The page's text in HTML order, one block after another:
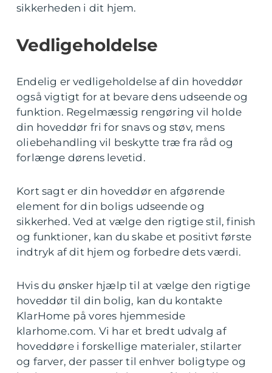
sikkerheden i dit hjem.
Vedligeholdelse
Endelig er vedligeholdelse af din hoveddør
også vigtigt for at bevare dens udseende og
funktion. Regelmæssig rengøring vil holde
din hoveddør fri for snavs og støv, mens
oliebehandling vil beskytte træ fra råd og
forlænge dørens levetid.
Kort sagt er din hoveddør en afgørende
element for din boligs udseende og
sikkerhed. Ved at vælge den rigtige stil, finish
og funktioner, kan du skabe et positivt første
indtryk af dit hjem og forbedre dets værdi.
Hvis du ønsker hjælp til at vælge den rigtige
hoveddør til din bolig, kan du kontakte
KlarHome på vores hjemmeside
klarhome.com. Vi har et bredt udvalg af
hoveddøre i forskellige materialer, stilarter
og farver, der passer til enhver boligtype og